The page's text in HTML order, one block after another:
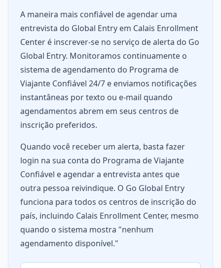
A maneira mais confiável de agendar uma
entrevista do Global Entry em Calais Enrollment
Center é inscrever-se no serviço de alerta do Go
Global Entry. Monitoramos continuamente o
sistema de agendamento do Programa de
Viajante Confiável 24/7 e enviamos notificações
instantâneas por texto ou e-mail quando
agendamentos abrem em seus centros de
inscrição preferidos.
Quando você receber um alerta, basta fazer
login na sua conta do Programa de Viajante
Confiável e agendar a entrevista antes que
outra pessoa reivindique. O Go Global Entry
funciona para todos os centros de inscrição do
país, incluindo Calais Enrollment Center, mesmo
quando o sistema mostra "nenhum
agendamento disponível."